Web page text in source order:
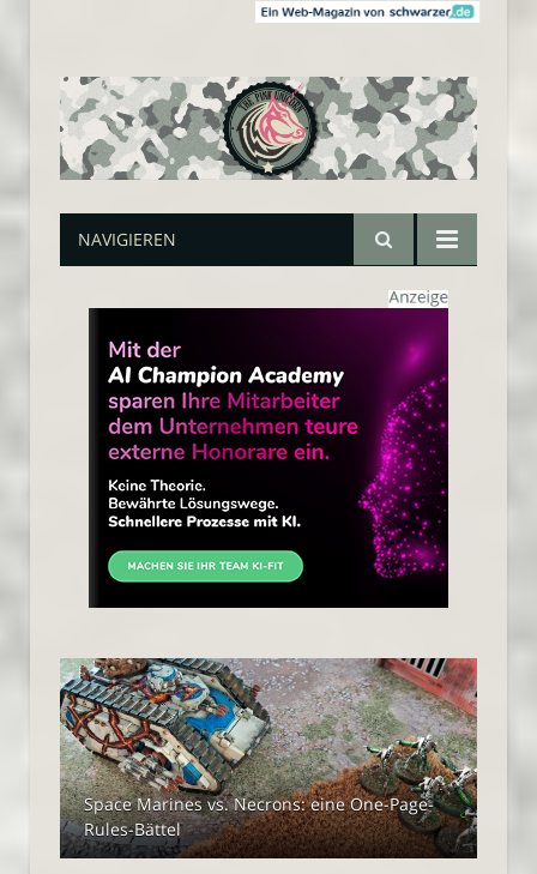
NAVIGIEREN
Space Marines vs. Necrons: eine One-Page-
Rules-Bättel